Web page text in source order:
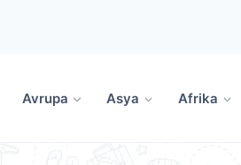
Avrupa Asya Afrika